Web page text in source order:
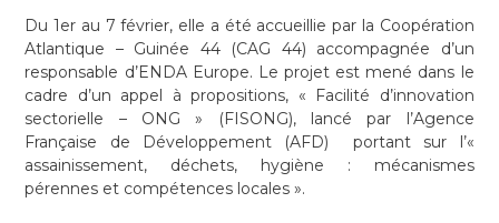
Du 1er au 7 février, elle a été accueillie par la Coopération
Atlantique – Guinée 44 (CAG 44) accompagnée d’un
responsable d’ENDA Europe. Le projet est mené dans le
cadre d’un appel à propositions, « Facilité d’innovation
sectorielle – ONG » (FISONG), lancé par l’Agence
Française de Développement (AFD) portant sur l’«
assainissement, déchets, hygiène : mécanismes
pérennes et compétences locales ».